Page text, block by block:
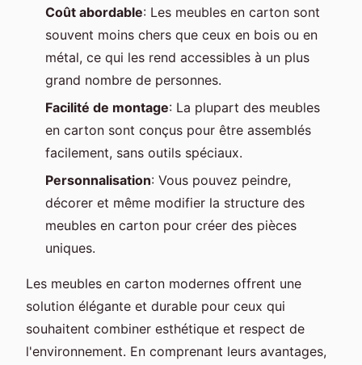
Coût abordable: Les meubles en carton sont
souvent moins chers que ceux en bois ou en
métal, ce qui les rend accessibles à un plus
grand nombre de personnes.
Facilité de montage: La plupart des meubles
en carton sont conçus pour être assemblés
facilement, sans outils spéciaux.
Personnalisation: Vous pouvez peindre,
décorer et même modifier la structure des
meubles en carton pour créer des pièces
uniques.
Les meubles en carton modernes offrent une
solution élégante et durable pour ceux qui
souhaitent combiner esthétique et respect de
l'environnement. En comprenant leurs avantages,